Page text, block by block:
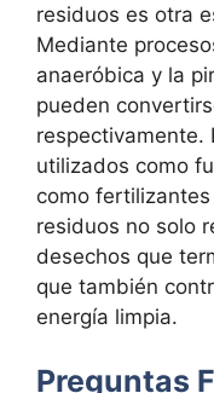
residuos es otra
Mediante
anaeróbica y la
pueden
respectivamente.
utilizados como
como
residuos no solo
desechos que
que también
energía limpia.
Preguntas